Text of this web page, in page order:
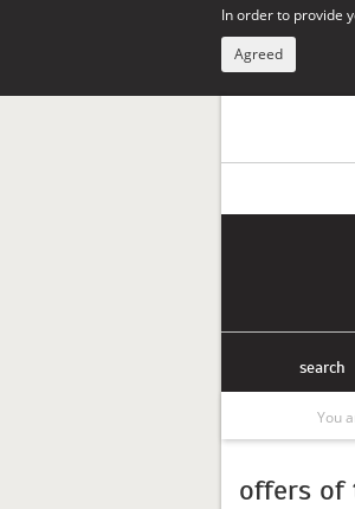
In order to provide
Agreed
search
You
offers of